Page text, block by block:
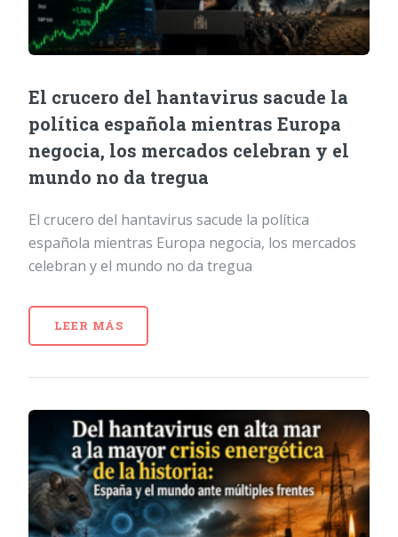
El crucero del hantavirus sacude la
política española mientras Europa
negocia, los mercados celebran y el
mundo no da tregua
El crucero del hantavirus sacude la política
española mientras Europa negocia, los mercados
celebran y el mundo no da tregua
LEER MÁS